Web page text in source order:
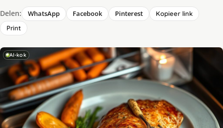
Delen: WhatsApp Facebook Pinterest
Kopieer link
Print
AI-kok